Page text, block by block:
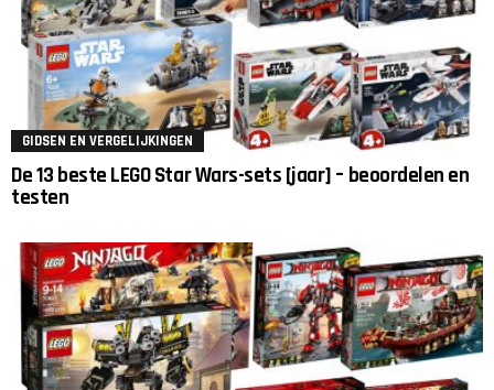
GIDSEN EN VERGELIJKINGEN
De 13 beste LEGO Star Wars-sets [jaar] – beoordelen en
testen